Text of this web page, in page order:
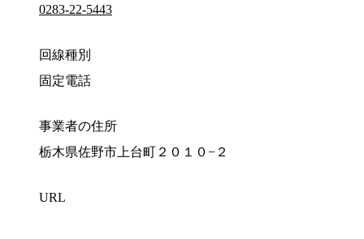
0283-22-5443
回線種別
固定電話
事業者の住所
栃木県佐野市上台町２０１０−２
URL